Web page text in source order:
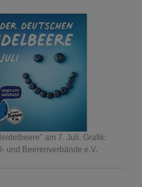
am 7. Juli. Grafik:
und Beerenverbände e.V.